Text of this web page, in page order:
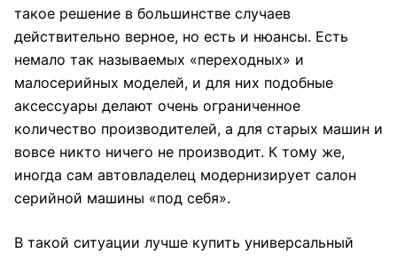
такое решение в большинстве случаев
действительно верное, но есть и нюансы. Есть
немало так называемых «переходных» и
малосерийных моделей, и для них подобные
аксессуары делают очень ограниченное
количество производителей, а для старых машин и
вовсе никто ничего не производит. К тому же,
иногда сам автовладелец модернизирует салон
серийной машины «под себя».
В такой ситуации лучше купить универсальный